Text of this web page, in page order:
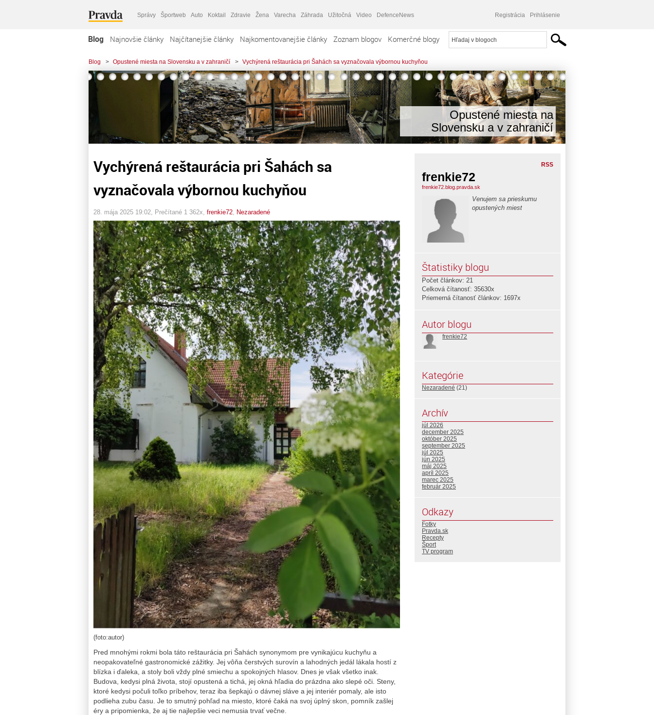
Správy Športweb Auto Koktail Zdravie Žena Varecha Záhrada Užitočná Video DefenceNews Registrácia Prihlásenie
Blog Najnovšie články Najčítanejšie články Najkomentovanejšie články Zoznam blogov Komerčné blogy
Blog > Opustené miesta na Slovensku a v zahraničí > Vychýrená reštaurácia pri Šahách sa vyznačovala výbornou kuchyňou
Opustené miesta na
Slovensku a v zahraničí
Vychýrená reštaurácia pri Šahách sa
vyznačovala výbornou kuchyňou
28. mája 2025 19:02 , Prečítané 1 362x, frenkie72 Nezaradené
(foto:autor)
Pred mnohými rokmi bola táto reštaurácia pri Šahách synonymom pre vynikajúcu kuchyňu a
neopakovateľné gastronomické zážitky. Jej vôňa čerstvých surovín a lahodných jedál lákala hostí z
blízka i ďaleka, a stoly boli vždy plné smiechu a spokojných hlasov. Dnes je však všetko inak.
Budova, kedysi plná života, stojí opustená a tichá, jej okná hľadia do prázdna ako slepé oči. Steny,
ktoré kedysi počuli toľko príbehov, teraz iba šepkajú o dávnej sláve a jej interiér pomaly, ale isto
podlieha zubu času. Je to smutný pohľad na miesto, ktoré čaká na svoj úplný skon, pomník zašlej
éry a pripomienka, že aj tie najlepšie veci nemusia trvať večne.
RSS
frenkie72
frenkie72.blog.pravda.sk
Venujem sa prieskumu
opustených miest
Štatistiky blogu
Počet článkov: 21
Celková čítanosť: 35630x
Priemerná čítanosť článkov: 1697x
Autor blogu
frenkie72
Kategórie
Nezaradené (21)
Archív
júl 2026
december 2025
október 2025
september 2025
júl 2025
jún 2025
máj 2025
apríl 2025
marec 2025
február 2025
Odkazy
Fotky
Pravda.sk
Recepty
Šport
TV program